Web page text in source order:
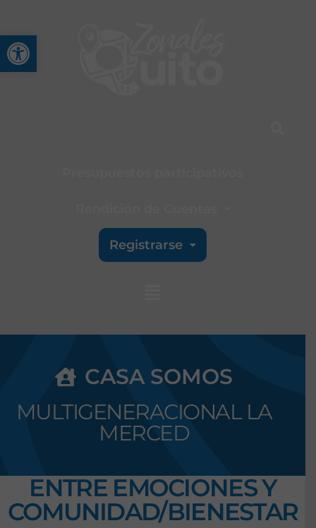
Abrir barra de
Registrarse
CASA SOMOS
MULTIGENERACIONAL LA
MERCED
ENTRE EMOCIONES Y
COMUNIDAD/BIENESTAR